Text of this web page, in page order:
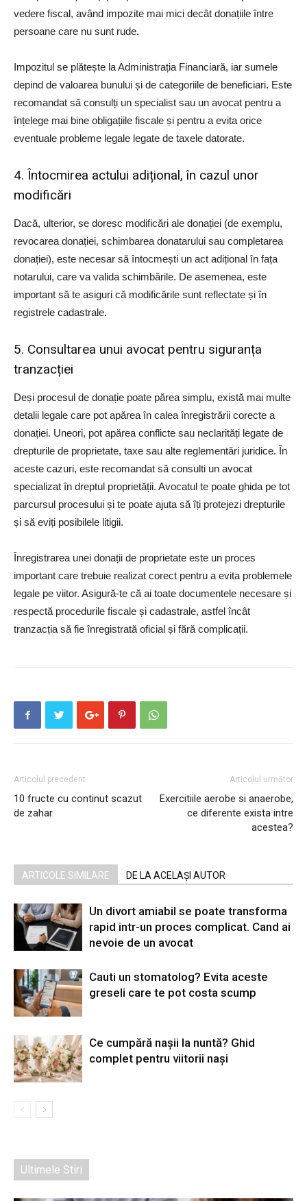
vedere fiscal, având impozite mai mici decât donațiile între
persoane care nu sunt rude.
Impozitul se plătește la Administrația Financiară, iar sumele
depind de valoarea bunului și de categoriile de beneficiari. Este
recomandat să consulți un specialist sau un avocat pentru a
înțelege mai bine obligațiile fiscale și pentru a evita orice
eventuale probleme legale legate de taxele datorate.
4. Întocmirea actului adițional, în cazul unor
modificări
Dacă, ulterior, se doresc modificări ale donației (de exemplu,
revocarea donației, schimbarea donatarului sau completarea
donației), este necesar să întocmești un act adițional în fața
notarului, care va valida schimbările. De asemenea, este
important să te asiguri că modificările sunt reflectate și în
registrele cadastrale.
5. Consultarea unui avocat pentru siguranța
tranzacției
Deși procesul de donație poate părea simplu, există mai multe
detalii legale care pot apărea în calea înregistrării corecte a
donației. Uneori, pot apărea conflicte sau neclarități legate de
drepturile de proprietate, taxe sau alte reglementări juridice. În
aceste cazuri, este recomandat să consulti un avocat
specializat în dreptul proprietății. Avocatul te poate ghida pe tot
parcursul procesului și te poate ajuta să îți protejezi drepturile
și să eviți posibilele litigii.
Înregistrarea unei donații de proprietate este un proces
important care trebuie realizat corect pentru a evita problemele
legale pe viitor. Asigură-te că ai toate documentele necesare și
respectă procedurile fiscale și cadastrale, astfel încât
tranzacția să fie înregistrată oficial și fără complicații.
Articolul precedent
10 fructe cu continut scazut
de zahar
Articolul următor
Exercitiile aerobe si anaerobe,
ce diferente exista intre
acestea?
ARTICOLE SIMILARE DE LA ACELAȘI AUTOR
Un divort amiabil se poate transforma
rapid intr-un proces complicat. Cand ai
nevoie de un avocat
Cauti un stomatolog? Evita aceste
greseli care te pot costa scump
Ce cumpără nașii la nuntă? Ghid
complet pentru viitorii nași
Ultimele Stiri